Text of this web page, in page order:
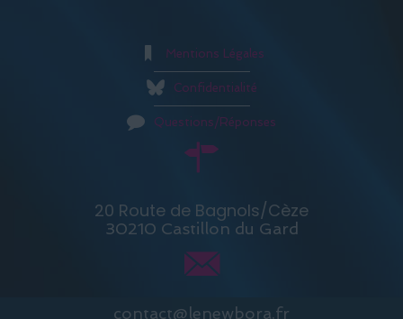
Mentions Légales
Confidentialité
Questions/Réponses
20 Route de Bagnols/Cèze
30210 Castillon du Gard
contact@lenewbora.fr